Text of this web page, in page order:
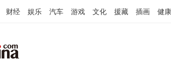
财经 娱乐 汽车 游戏 文化 援藏 插画 健康